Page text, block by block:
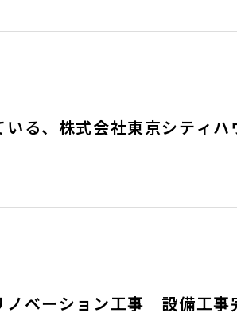
る、株式会社東京シティ
南』の新築工事参考プラン
ノベーション工事 設備工事